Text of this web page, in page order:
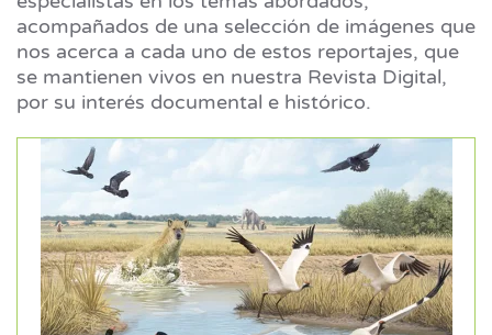
acompañados de una selección de imágenes que
nos acerca a cada uno de estos reportajes, que
se mantienen vivos en nuestra Revista Digital,
por su interés documental e histórico.